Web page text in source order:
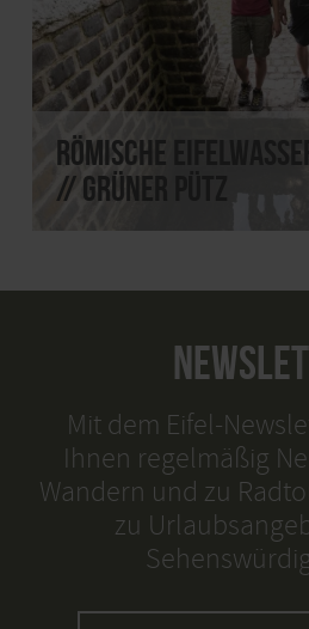
Römische
// Grüner Pütz
Mit dem Eifel-
Ihnen regelmäßig
Wandern und zu
zu